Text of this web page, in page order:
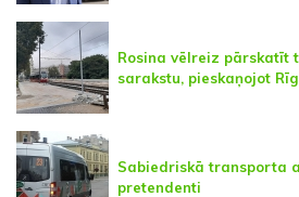
Rosina vēlreiz pārskatīt
sarakstu, pieskaņojot
Sabiedriskā transporta
pretendenti